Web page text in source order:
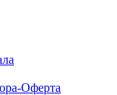
Оферта